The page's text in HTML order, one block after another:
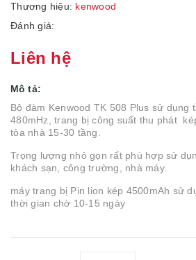
Thương hiệu: kenwood
Đánh giá:
Liên hệ
Mô tả:
Bộ đàm Kenwood TK 508 Plus sử dụng
480mHz, trang bị công suất thu phát
tòa nhà 15-30 tầng.
Trọng lượng nhỏ gọn rất phù hợp sử
khách sạn, công trường, nhà máy.
máy trang bị Pin lion kép 4500mAh sử
thời gian chờ 10-15 ngày